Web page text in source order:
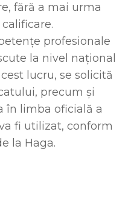
fără a mai urma
profesionale
la nivel național
lucru, se solicită
precum și
în limba oficială a
fi utilizat, conform
la Haga.